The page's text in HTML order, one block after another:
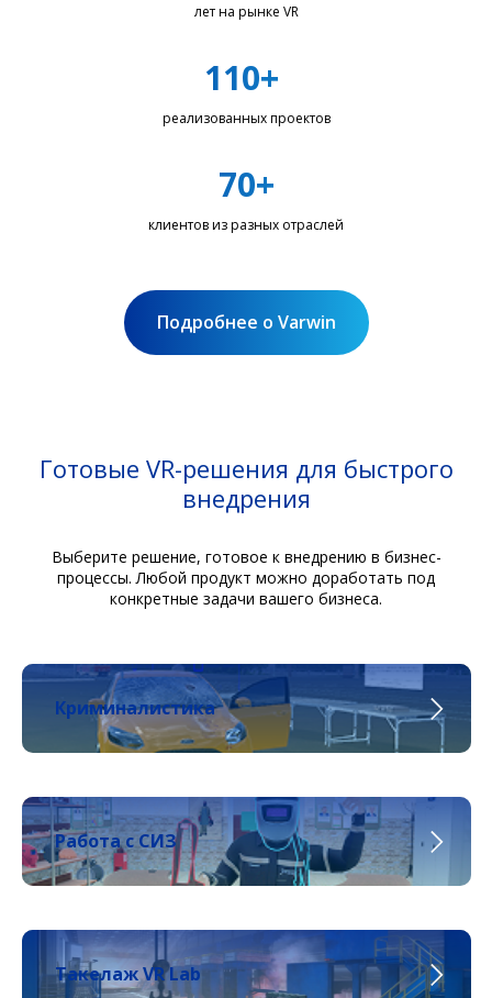
лет на рынке VR
110+
реализованных проектов
70+
клиентов из разных отраслей
Подробнее о Varwin
Готовые VR-решения для быстрого
внедрения
Выберите решение, готовое к внедрению в бизнес-
процессы. Любой продукт можно доработать под
конкретные задачи вашего бизнеса.
Криминалистика
Работа с СИЗ
Такелаж VR Lab